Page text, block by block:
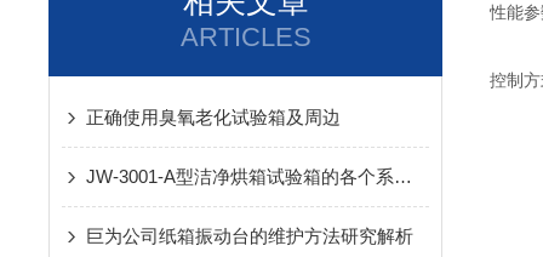
ARTICLES
正确使用臭氧老化试验箱及周边
JW-3001-A型洁净烘箱试验箱的各个系统是怎样的
巨为公司纸箱振动台的维护方法研究解析
性能
控制